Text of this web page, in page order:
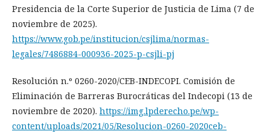
Presidencia de la Corte Superior de Justicia de Lima (7 de
noviembre de 2025).
https://www.gob.pe/institucion/csjlima/normas-
legales/7486884-000936-2025-p-csjli-pj
Resolución n.º 0260-2020/CEB-INDECOPI. Comisión de
Eliminación de Barreras Burocráticas del Indecopi (13 de
noviembre de 2020). https://img.lpderecho.pe/wp-
content/uploads/2021/05/Resolucion-0260-2020ceb-